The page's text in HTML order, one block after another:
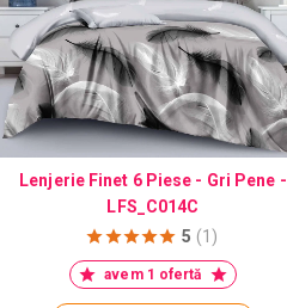
Lenjerie Finet 6 Piese - Gri Pene -
LFS_C014C
5 (1)
avem 1 ofertă